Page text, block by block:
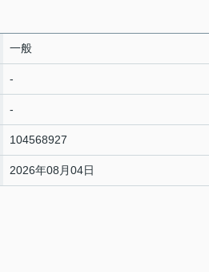
一般
-
-
104568927
2026年08月04日